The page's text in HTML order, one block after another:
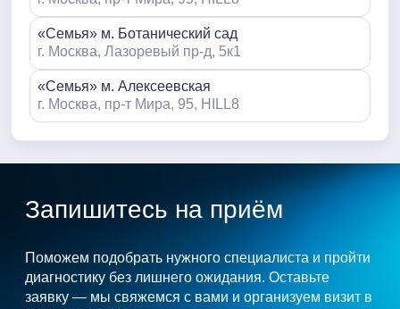
«Семья» м. Ботанический сад
г. Москва, Лазоревый пр-д, 5к1
«Семья» м. Алексеевская
г. Москва, пр-т Мира, 95, HILL8
Запишитесь на приём
Поможем подобрать нужного специалиста и пройти
диагностику без лишнего ожидания. Оставьте
заявку — мы свяжемся с вами и организуем визит в